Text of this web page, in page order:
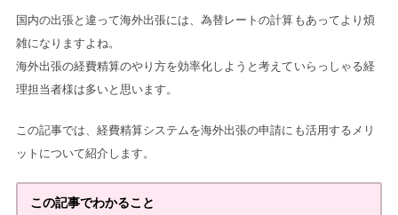
国内の出張と違って海外出張には、為替レートの計算もあってより煩
雑になりますよね。
海外出張の経費精算のやり方を効率化しようと考えていらっしゃる経
理担当者様は多いと思います。
この記事では、経費精算システムを海外出張の申請にも活用するメリ
ットについて紹介します。
この記事でわかること